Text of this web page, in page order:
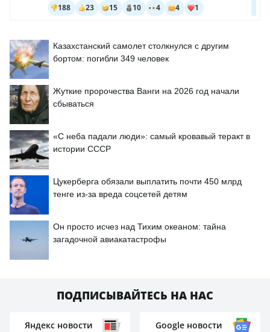
Казахстанский самолет столкнулся с другим
бортом: погибли 349 человек
Жуткие пророчества Ванги на 2026 год начали
сбываться
«С неба падали люди»: самый кровавый теракт в
истории СССР
Цукерберга обязали выплатить почти 450 млрд
тенге из-за вреда соцсетей детям
Он просто исчез над Тихим океаном: тайна
загадочной авиакатастрофы
ПОДПИСЫВАЙТЕСЬ НА НАС
Яндекс новости Google новости